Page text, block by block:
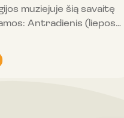
muziejuje šią savaitę
(liepos
13.00, 13.30, 14.00,
17.00 ir 18.00 val.
10.00, 11.00, 12.00,